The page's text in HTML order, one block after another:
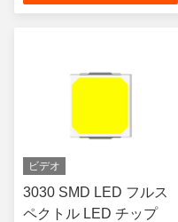
Atmosphere decoration
ビデオ
3030 SMD LED フルス
ペクトル LED チップ